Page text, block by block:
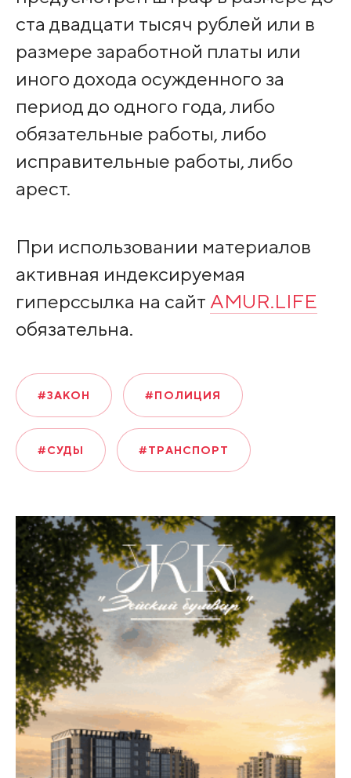
ста двадцати тысяч рублей или в
размере заработной платы или
иного дохода осужденного за
период до одного года, либо
обязательные работы, либо
исправительные работы, либо
арест.
При использовании материалов
активная индексируемая
гиперссылка на сайт AMUR.LIFE
обязательна.
#ЗАКОН #ПОЛИЦИЯ
#СУДЫ #ТРАНСПОРТ